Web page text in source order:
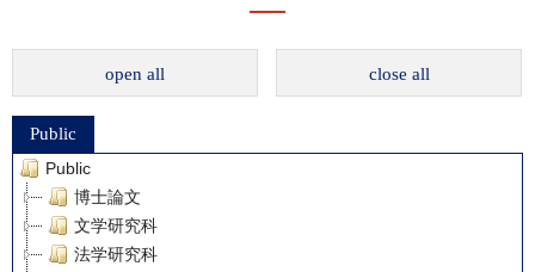
open all close all
Public
Public
博士論文
文学研究科
法学研究科